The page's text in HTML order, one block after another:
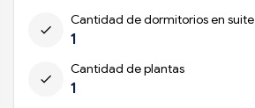
check
Cantidad de dormitorios en suite
1
check
Cantidad de plantas
1